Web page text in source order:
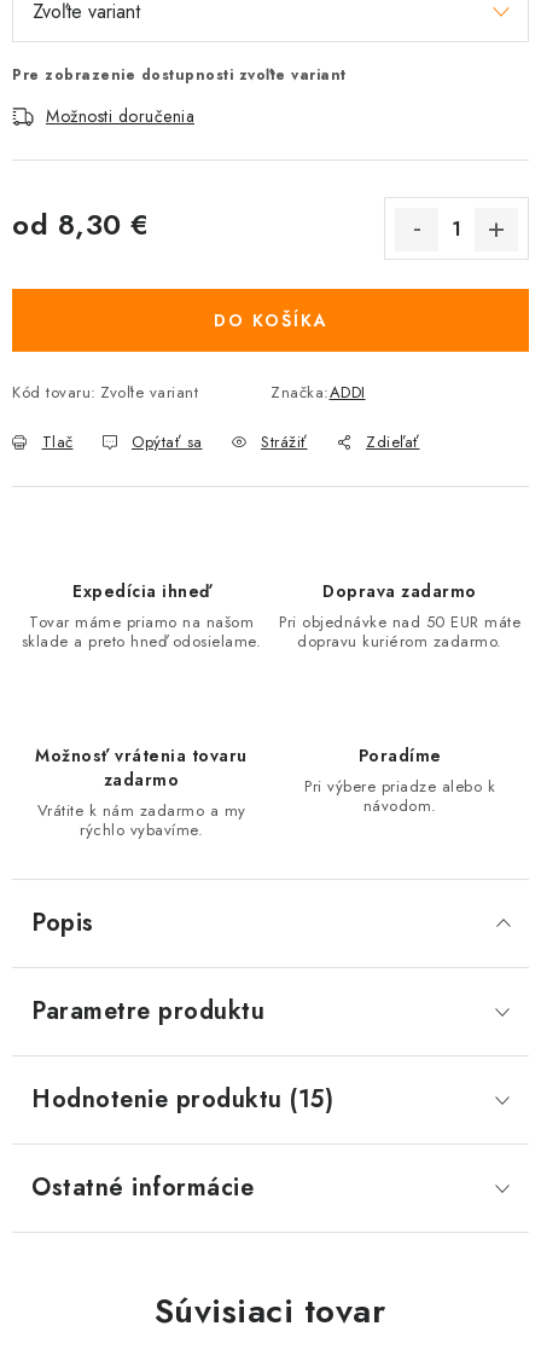
Pre zobrazenie dostupnosti zvoľte variant
Možnosti doručenia
od 8,30 €
DO KOŠÍKA
Kód tovaru: Zvoľte variant Značka:ADDI
Tlač Opýtať sa Strážiť Zdieľať
Expedícia ihneď
Tovar máme priamo na našom
sklade a preto hneď odosielame.
Doprava zadarmo
Pri objednávke nad 50 EUR máte
dopravu kuriérom zadarmo.
Možnosť vrátenia tovaru
zadarmo
Vrátite k nám zadarmo a my
rýchlo vybavíme.
Poradíme
Pri výbere priadze alebo k
návodom.
Popis
Parametre produktu
Hodnotenie produktu (15)
Ostatné informácie
Súvisiaci tovar